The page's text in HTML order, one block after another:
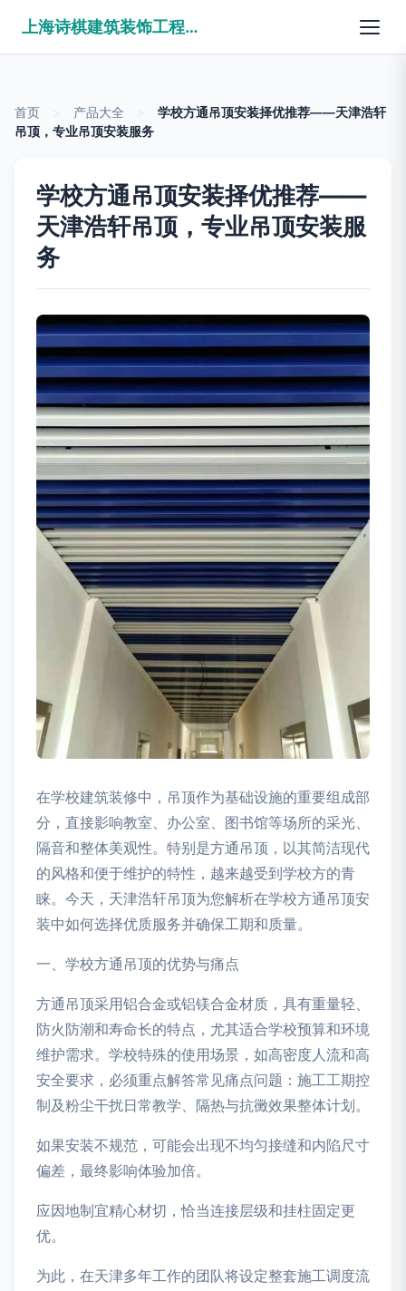
上海诗棋建筑装饰工程有限公司
首页 产品大全
学校方通吊顶安装择优推荐——天津浩轩
吊顶，专业吊顶安装服务
学校方通吊顶安装择优推荐——
天津浩轩吊顶，专业吊顶安装服
务
在学校建筑装修中，吊顶作为基础设施的重要组成部
分，直接影响教室、办公室、图书馆等场所的采光、
隔音和整体美观性。特别是方通吊顶，以其简洁现代
的风格和便于维护的特性，越来越受到学校方的青
睐。今天，天津浩轩吊顶为您解析在学校方通吊顶安
装中如何选择优质服务并确保工期和质量。
一、学校方通吊顶的优势与痛点
方通吊顶采用铝合金或铝镁合金材质，具有重量轻、
防火防潮和寿命长的特点，尤其适合学校预算和环境
维护需求。学校特殊的使用场景，如高密度人流和高
安全要求，必须重点解答常见痛点问题：施工工期控
制及粉尘干扰日常教学、隔热与抗黴效果整体计划。
如果安装不规范，可能会出现不均匀接缝和内陷尺寸
偏差，最终影响体验加倍。
应因地制宜精心材切，恰当连接层级和挂柱固定更
优。
为此，在天津多年工作的团队将设定整套施工调度流